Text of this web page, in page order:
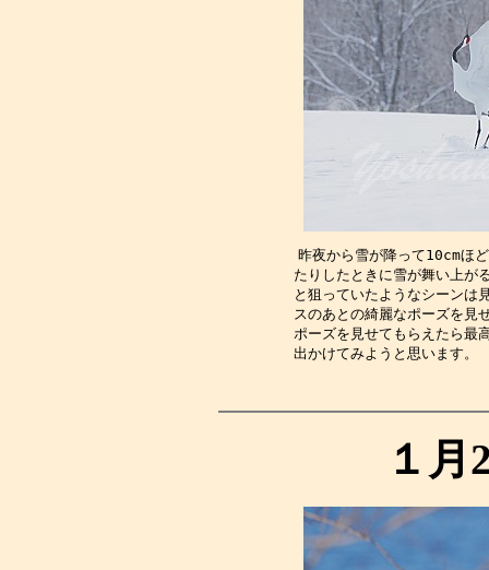
昨夜から雪が降って10cmほ
たりしたときに雪が舞い上が
と狙っていたようなシーンは
スのあとの綺麗なポーズを見
ポーズを見せてもらえたら最
出かけてみ
１月